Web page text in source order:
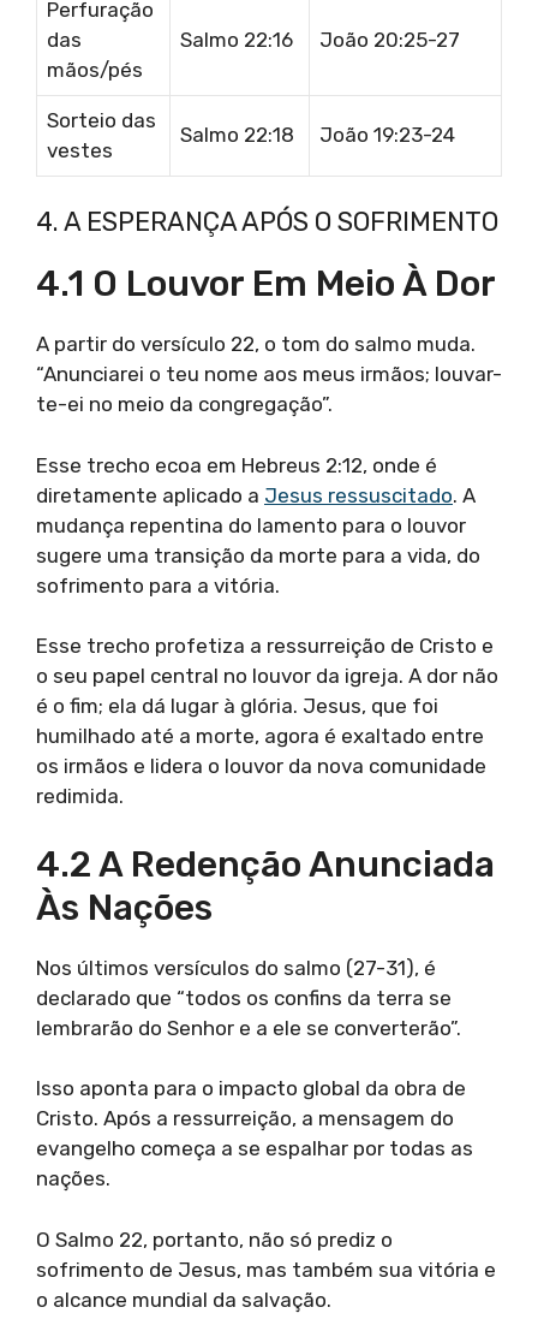
Perfuração
das
mãos/pés
Salmo 22:16 João 20:25-27
Sorteio das
vestes
Salmo 22:18 João 19:23-24
4. A ESPERANÇA APÓS O SOFRIMENTO
4.1 O Louvor Em Meio À Dor
A partir do versículo 22, o tom do salmo muda.
“Anunciarei o teu nome aos meus irmãos; louvar-
te-ei no meio da congregação”.
Esse trecho ecoa em Hebreus 2:12, onde é
diretamente aplicado a Jesus ressuscitado. A
mudança repentina do lamento para o louvor
sugere uma transição da morte para a vida, do
sofrimento para a vitória.
Esse trecho profetiza a ressurreição de Cristo e
o seu papel central no louvor da igreja. A dor não
é o fim; ela dá lugar à glória. Jesus, que foi
humilhado até a morte, agora é exaltado entre
os irmãos e lidera o louvor da nova comunidade
redimida.
4.2 A Redenção Anunciada
Às Nações
Nos últimos versículos do salmo (27-31), é
declarado que “todos os confins da terra se
lembrarão do Senhor e a ele se converterão”.
Isso aponta para o impacto global da obra de
Cristo. Após a ressurreição, a mensagem do
evangelho começa a se espalhar por todas as
nações.
O Salmo 22, portanto, não só prediz o
sofrimento de Jesus, mas também sua vitória e
o alcance mundial da salvação.